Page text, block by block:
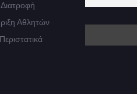
Διατροφή
Αθλητών